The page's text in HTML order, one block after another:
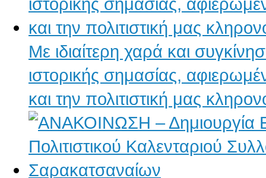
Με ιδιαίτερη χαρά και
ιστορικής σημασίας,
και την πολιτιστική μας